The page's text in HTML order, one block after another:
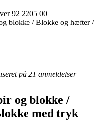
92 2205 00
blokke / Blokke og hæfter /
på 21 anmeldelser
og blokke /
med tryk